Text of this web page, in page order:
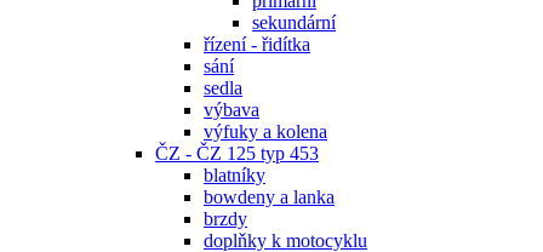
sekundární
řízení - řidítka
sání
sedla
výbava
výfuky a kolena
ČZ - ČZ 125 typ 453
blatníky
bowdeny a lanka
brzdy
doplňky k motocyklu